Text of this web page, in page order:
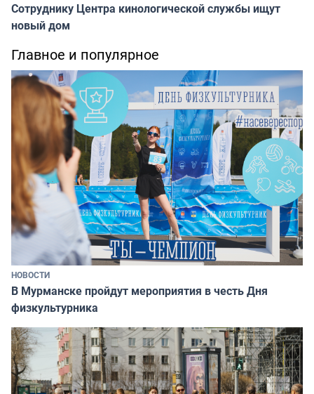
Сотруднику Центра кинологической службы ищут
новый дом
Главное и популярное
НОВОСТИ
В Мурманске пройдут мероприятия в честь Дня
физкультурника